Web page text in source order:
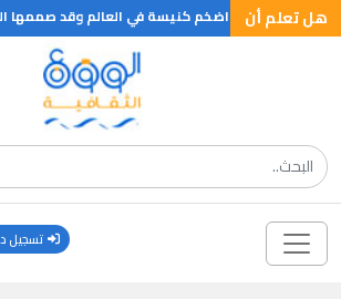
هل تعلم أنهي اضخم كنيسة في العالم وقد صممها
تسجيل